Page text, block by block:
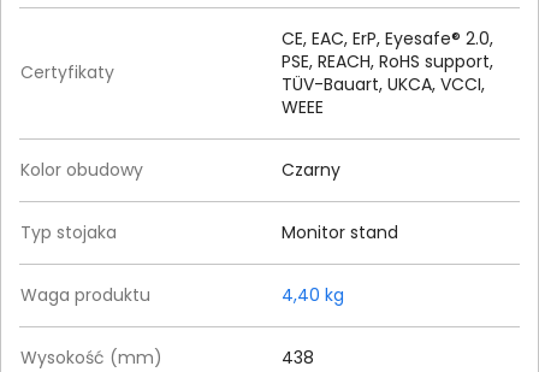
Certyfikaty
CE, EAC, ErP, Eyesafe® 2.0,
PSE, REACH, RoHS support,
TÜV-Bauart, UKCA, VCCI,
WEEE
Kolor obudowy Czarny
Typ stojaka Monitor stand
Waga produktu 4,40 kg
Wysokość (mm) 438